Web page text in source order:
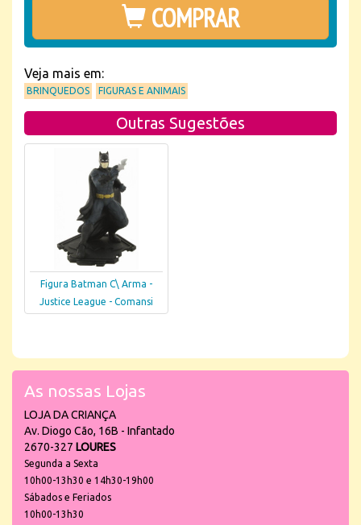
COMPRAR
Veja mais em:
BRINQUEDOS FIGURAS E ANIMAIS
Outras Sugestões
Figura Batman C\ Arma -
Justice League - Comansi
As nossas Lojas
LOJA DA CRIANÇA
Av. Diogo Cão, 16B - Infantado
2670-327 LOURES
Segunda a Sexta
10h00-13h30 e 14h30-19h00
Sábados e Feriados
10h00-13h30